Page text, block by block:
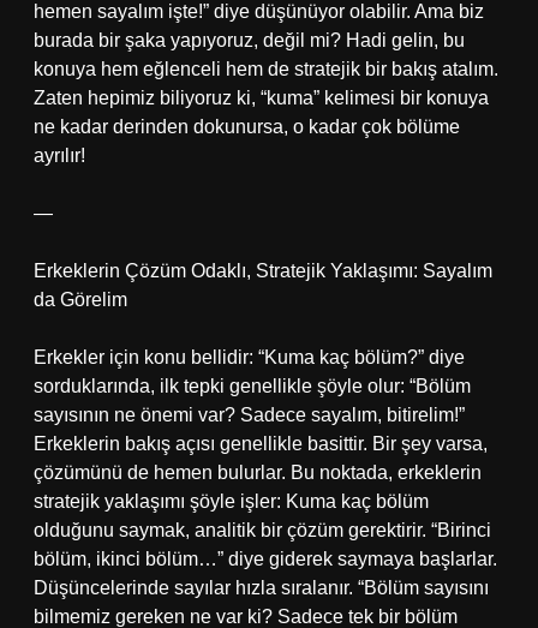
hemen sayalım işte!” diye düşünüyor olabilir. Ama biz
burada bir şaka yapıyoruz, değil mi? Hadi gelin, bu
konuya hem eğlenceli hem de stratejik bir bakış atalım.
Zaten hepimiz biliyoruz ki, “kuma” kelimesi bir konuya
ne kadar derinden dokunursa, o kadar çok bölüme
ayrılır!
—
Erkeklerin Çözüm Odaklı, Stratejik Yaklaşımı: Sayalım
da Görelim
Erkekler için konu bellidir: “Kuma kaç bölüm?” diye
sorduklarında, ilk tepki genellikle şöyle olur: “Bölüm
sayısının ne önemi var? Sadece sayalım, bitirelim!”
Erkeklerin bakış açısı genellikle basittir. Bir şey varsa,
çözümünü de hemen bulurlar. Bu noktada, erkeklerin
stratejik yaklaşımı şöyle işler: Kuma kaç bölüm
olduğunu saymak, analitik bir çözüm gerektirir. “Birinci
bölüm, ikinci bölüm…” diye giderek saymaya başlarlar.
Düşüncelerinde sayılar hızla sıralanır. “Bölüm sayısını
bilmemiz gereken ne var ki? Sadece tek bir bölüm